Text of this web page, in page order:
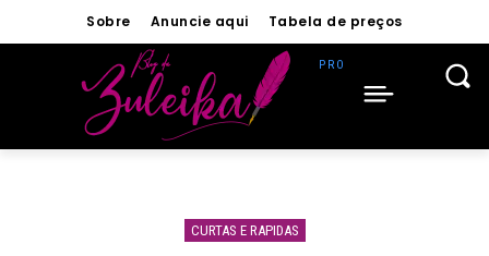
Sobre Anuncie aqui Tabela de preços
CURTAS E RAPIDAS